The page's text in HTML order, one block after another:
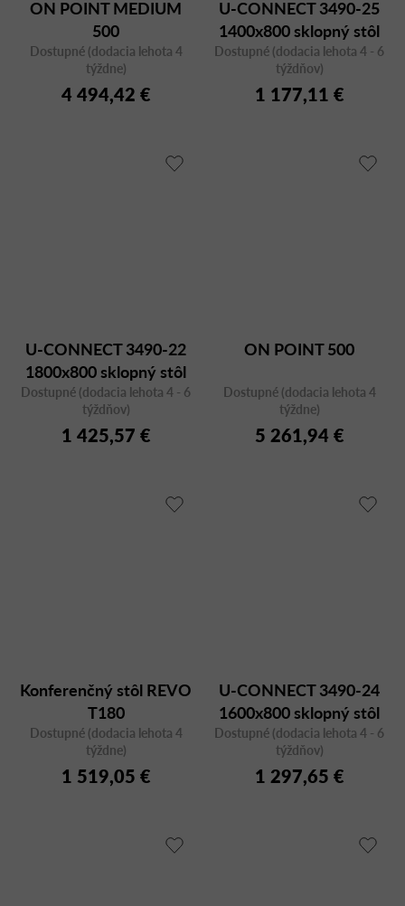
ON POINT MEDIUM
500
Dostupné (dodacia lehota 4
týždne)
4 494,42 €
U-CONNECT 3490-25
1400x800 sklopný stôl
Dostupné (dodacia lehota 4 - 6
týždňov)
1 177,11 €
U-CONNECT 3490-22
1800x800 sklopný stôl
Dostupné (dodacia lehota 4 - 6
týždňov)
1 425,57 €
ON POINT 500
Dostupné (dodacia lehota 4
týždne)
5 261,94 €
Konferenčný stôl REVO
T180
Dostupné (dodacia lehota 4
týždne)
1 519,05 €
U-CONNECT 3490-24
1600x800 sklopný stôl
Dostupné (dodacia lehota 4 - 6
týždňov)
1 297,65 €